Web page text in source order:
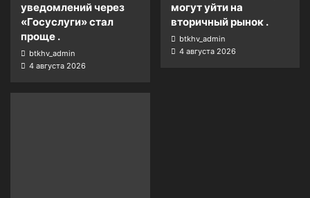
уведомлений через
«Госуслуги» стал
проще .
btkhv_admin
4 августа 2026
могут уйти на
вторичный рынок .
btkhv_admin
4 августа 2026